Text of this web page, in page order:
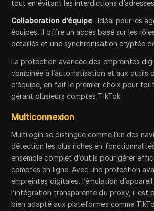
tout en évitant les interdictions d’adresses
Collaboration d’équipe : Idéal pour les
équipes, il offre un accès basé sur les
détaillés et une synchronisation cryptée
La protection avancée des empreintes
combinée à l’automatisation et aux outils
d’équipe, en fait le premier choix pour
gérant plusieurs comptes TikTok.
Multiconnexion
Multilogin se distingue comme l’un des
détection les plus riches en
ensemble complet d’outils pour gérer
comptes en ligne. Avec une protection
empreintes digitales, l’émulation
l’intégration transparente du proxy, il est
bien adapté aux plateformes comme